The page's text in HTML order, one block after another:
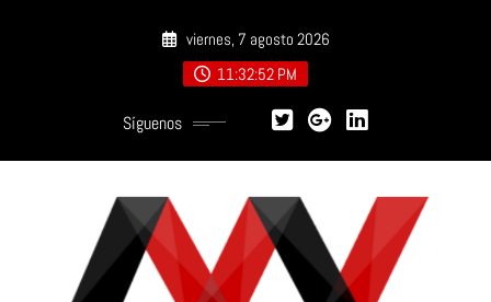
viernes, 7 agosto 2026
11:32:54 PM
Síguenos